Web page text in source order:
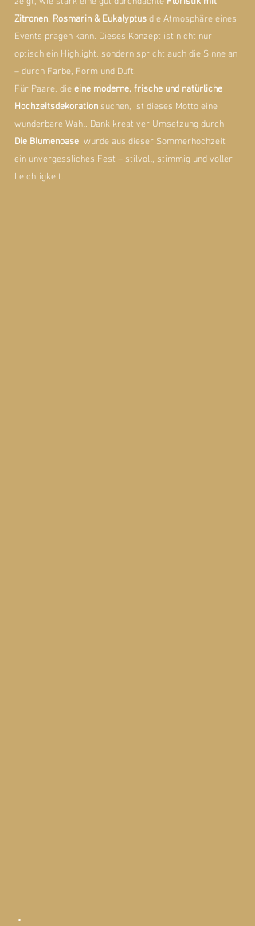
Zitronen, Rosmarin & Eukalyptus die Atmosphäre eines
Events prägen kann. Dieses Konzept ist nicht nur
optisch ein Highlight, sondern spricht auch die Sinne an
– durch Farbe, Form und Duft.
Für Paare, die eine moderne, frische und natürliche
Hochzeitsdekoration suchen, ist dieses Motto eine
wunderbare Wahl. Dank kreativer Umsetzung durch
Die Blumenoase wurde aus dieser Sommerhochzeit
ein unvergessliches Fest – stilvoll, stimmig und voller
Leichtigkeit.